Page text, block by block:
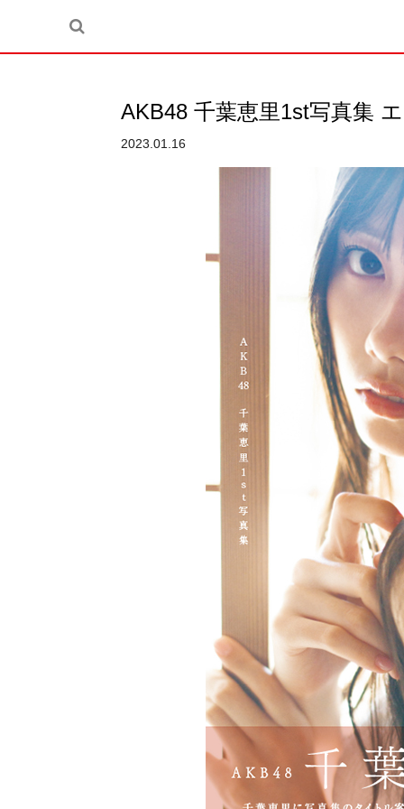
AKB48 千葉恵里1st写真集
2023.01.16